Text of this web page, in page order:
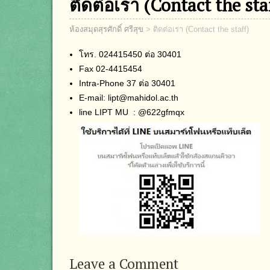
ติดต่อเรา (Contact the
ห้องสมุดสุรศักดิ์ ศรีสุข > ติดต่อเรา (Contact the staff)
โทร. 024415450 ต่อ 30401
Fax 02-4415454
Intra-Phone 37 ต่อ 30401
E-mail: lipt@mahidol.ac.th
line LIPT MU : @622gfmqx
Leave a Comment